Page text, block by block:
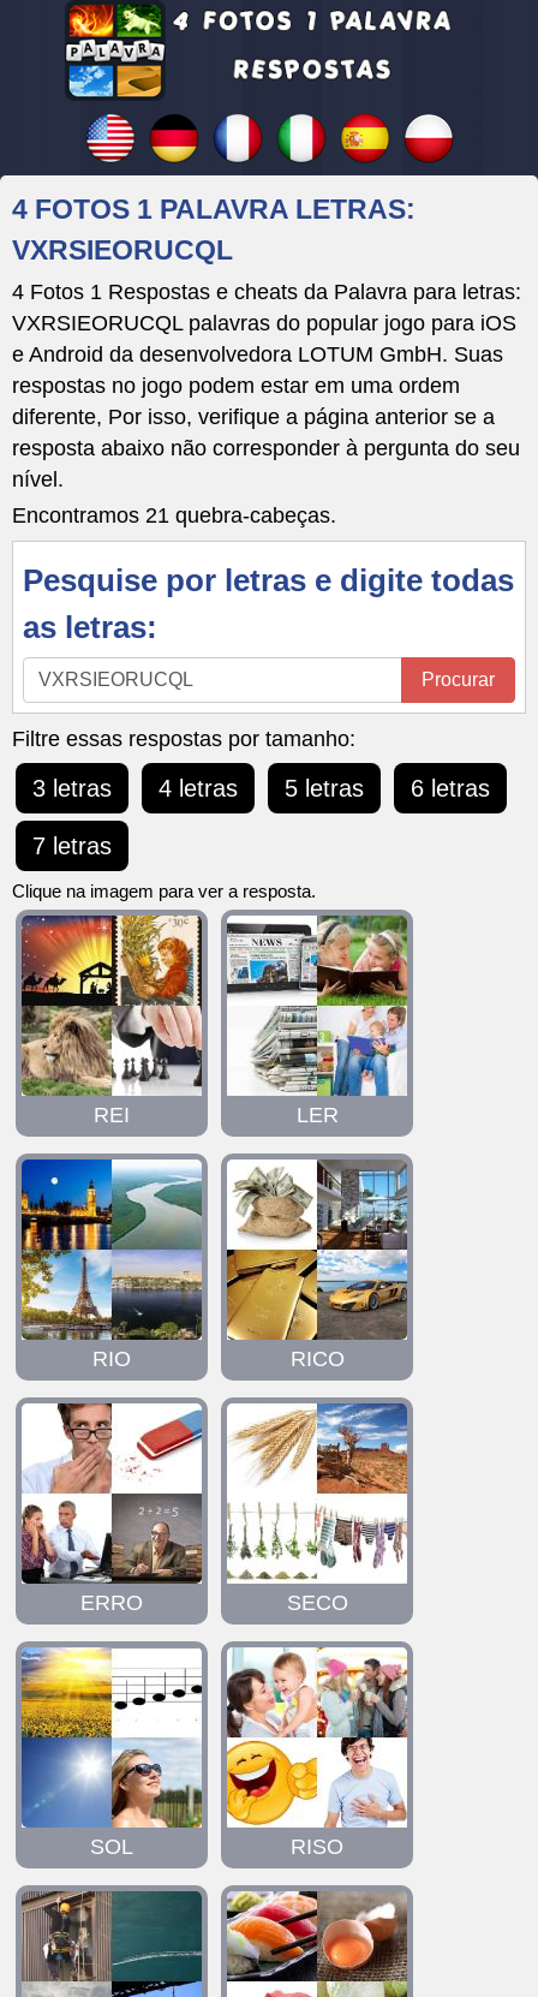
4 FOTOS 1 PALAVRA LETRAS:
VXRSIEORUCQL
4 Fotos 1 Respostas e cheats da Palavra para letras:
VXRSIEORUCQL palavras do popular jogo para iOS
e Android da desenvolvedora LOTUM GmbH. Suas
respostas no jogo podem estar em uma ordem
diferente, Por isso, verifique a página anterior se a
resposta abaixo não corresponder à pergunta do seu
nível.
Encontramos 21 quebra-cabeças.
Pesquise por letras e digite todas
as letras:
Pesquise
por
letras
e
digite
todas
as
letras:
Procurar
Filtre essas respostas por tamanho:
3 letras 4 letras 5 letras 6 letras
7 letras
Clique na imagem para ver a resposta.
REI LER
RIO RICO
ERRO SECO
SOL RISO